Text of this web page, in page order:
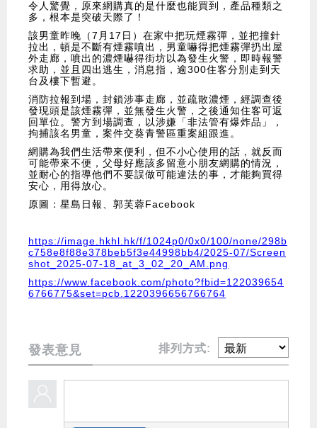
令人驚覺，原來網購真的是什麼也能買到，產品種類之
多，根本是突破天際了！
該男童昨晚（7月17日）在家中把玩煙霧彈，並把撞針
拉出，頓是不斷有煙霧噴出，男童嚇得把煙霧彈扔出屋
外走廊，噴出的濃煙嚇得街坊以為發生火警，即時報警
求助，並且四出逃生，消息指，逾300住客分別走到天
台及樓下暫避。
消防拉報到場，封鎖涉事走廊，並疏散濃煙，經調查後
發現頭是該煙霧彈，並無發生火警，之後通知住客可返
回單位。警方到場調查，以涉嫌「非法管有爆炸品」，
拘捕該名男童，案件交葵青警區重案組跟進。
網購為我們生活帶來便利，但不小心使用的話，就反而
可能帶來不便，父母好應該多留意小朋友網購的情況，
並耐心的指導他們不要誤做可能違法的事，才能夠買得
安心，用得放心。
原圖：星島日報、郭芙蓉Facebook
https://image.hkhl.hk/f/1024p0/0x0/100/none/298b
c758e8f88e378beb5f3e44998bb4/2025-07/Screen
shot_2025-07-18_at_3_02_20_AM.png
https://www.facebook.com/photo?fbid=122039654
6766775&set=pcb.1220396656766764
發表意見 排列方式: